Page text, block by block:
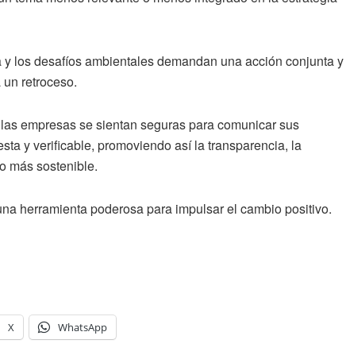
los desafíos ambientales demandan una acción conjunta y
retroceso.
empresas se sientan seguras para comunicar sus
y verificable, promoviendo así la transparencia, la
más sostenible.
herramienta poderosa para impulsar el cambio positivo.
X WhatsApp